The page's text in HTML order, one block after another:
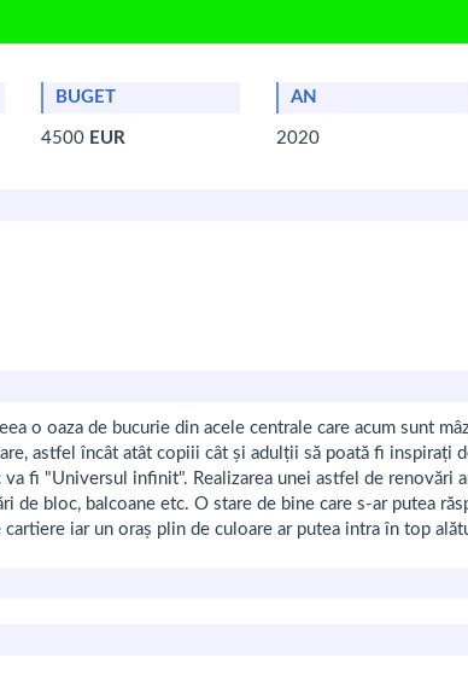
BUGET
4500 EUR
AN
2020
o oaza de bucurie din acele centrale care acum sunt
astfel încât atât copiii cât și adulții să poată fi inspirați
fi "Universul infinit". Realizarea unei astfel de renovări
bloc, balcoane etc. O stare de bine care s-ar putea
iar un oraș plin de culoare ar putea intra în top